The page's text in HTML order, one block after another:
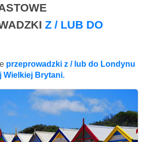
Z / LUB DO
przeprowadzki z / lub do Londynu
Wielkiej Brytani.